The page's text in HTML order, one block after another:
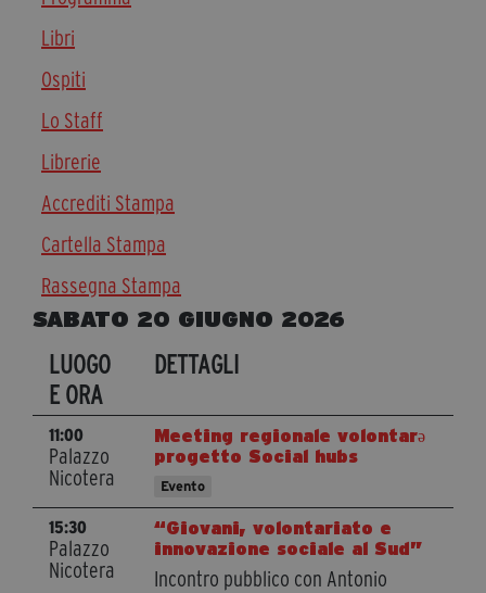
Diventa Partner
Fondazione Trame
Chi Siamo
Civico Trame
#Trameascuola
Visioni Civiche
Mostra 3D - Visioni Civiche
Archivio Storico
Contatti
segreteria@tramefestival.it
info@tramefestival.it
+39 346 954 4078
SABATO 20 GIUGNO 2026
LUOGO
E ORA
DETTAGLI
11:00
Palazzo
Nicotera
Meeting regionale volontarə
progetto Social hubs
Evento
15:30
Palazzo
Nicotera
“Giovani, volontariato e
innovazione sociale al Sud”
Incontro pubblico con Antonio
Libri
Ospiti
Lo Staff
Librerie
Accrediti Stampa
Cartella Stampa
Rassegna Stampa